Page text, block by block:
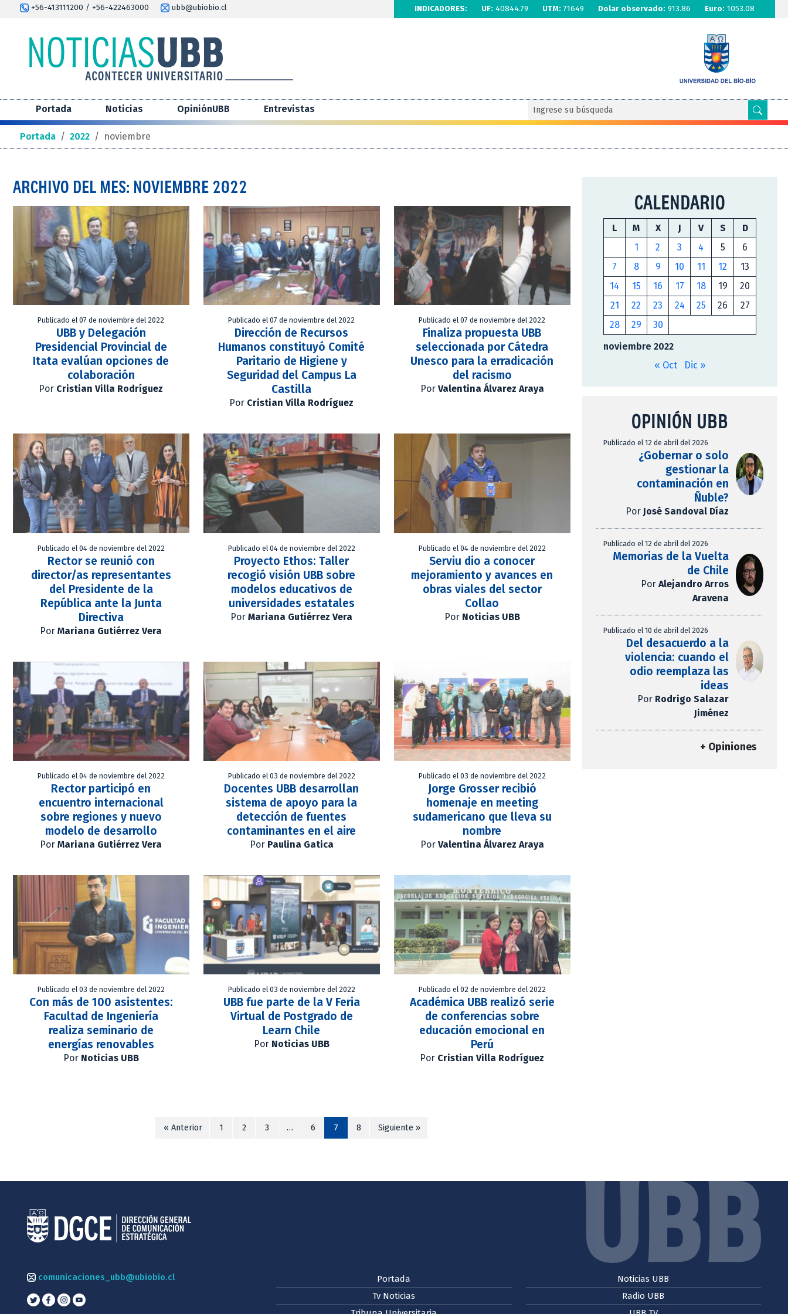
+56-413111200 / +56-422463000 ubb@ubiobio.cl INDICADORES: UF: 40844.79 UTM: 71649 Dolar observado: 913.86 Euro: 1053.08
Portada Noticias OpiniónUBB Entrevistas
Portada / 2022 / noviembre
ARCHIVO DEL MES: NOVIEMBRE 2022
Publicado el 07 de noviembre del 2022
UBB y Delegación
Presidencial Provincial de
Itata evalúan opciones de
colaboración
Por Cristian Villa Rodríguez
Publicado el 07 de noviembre del 2022
Dirección de Recursos
Humanos constituyó Comité
Paritario de Higiene y
Seguridad del Campus La
Castilla
Por Cristian Villa Rodríguez
Publicado el 07 de noviembre del 2022
Finaliza propuesta UBB
seleccionada por Cátedra
Unesco para la erradicación
del racismo
Por Valentina Álvarez Araya
Publicado el 04 de noviembre del 2022
Rector se reunió con
director/as representantes
del Presidente de la
República ante la Junta
Directiva
PorMariana Gutiérrez Vera
Publicado el 04 de noviembre del 2022
Proyecto Ethos: Taller
recogió visión UBB sobre
modelos educativos de
universidades estatales
PorMariana Gutiérrez Vera
Publicado el 04 de noviembre del 2022
Serviu dio a conocer
mejoramiento y avances en
obras viales del sector
Collao
Por Noticias UBB
Publicado el 04 de noviembre del 2022
Rector participó en
encuentro internacional
sobre regiones y nuevo
modelo de desarrollo
PorMariana Gutiérrez Vera
Publicado el 03 de noviembre del 2022
Docentes UBB desarrollan
sistema de apoyo para la
detección de fuentes
contaminantes en el aire
Por Paulina Gatica
Publicado el 03 de noviembre del 2022
Jorge Grosser recibió
homenaje en meeting
sudamericano que lleva su
nombre
Por Valentina Álvarez Araya
Publicado el 03 de noviembre del 2022
Con más de 100 asistentes:
Facultad de Ingeniería
realiza seminario de
energías renovables
Por Noticias UBB
Publicado el 03 de noviembre del 2022
UBB fue parte de la V Feria
Virtual de Postgrado de
Learn Chile
Por Noticias UBB
Publicado el 02 de noviembre del 2022
Académica UBB realizó serie
de conferencias sobre
educación emocional en
Perú
Por Cristian Villa Rodríguez
« Anterior 1 2 3 … 6 7 8 Siguiente »
CALENDARIO
noviembre 2022
L M X J V S
D
1
2 3 4 5
6
7
8 9 10 11 12
13
14
15 16 17 18 19
20
21
22 23 24 25 26
27
28
29 30
« Oct Dic »
OPINIÓN UBB
Publicado el 12 de abril del 2026
¿Gobernar o solo
gestionar la
contaminación en
Ñuble?
Por José Sandoval Díaz
Publicado el 12 de abril del 2026
Memorias de la Vuelta
de Chile
Por Alejandro Arros
Aravena
Publicado el 10 de abril del 2026
Del desacuerdo a la
violencia: cuando el
odio reemplaza las
ideas
Por Rodrigo Salazar
Jiménez
+ Opiniones
comunicaciones_ubb@ubiobio.cl
Portada
Tv Noticias
Noticias UBB
Radio UBB